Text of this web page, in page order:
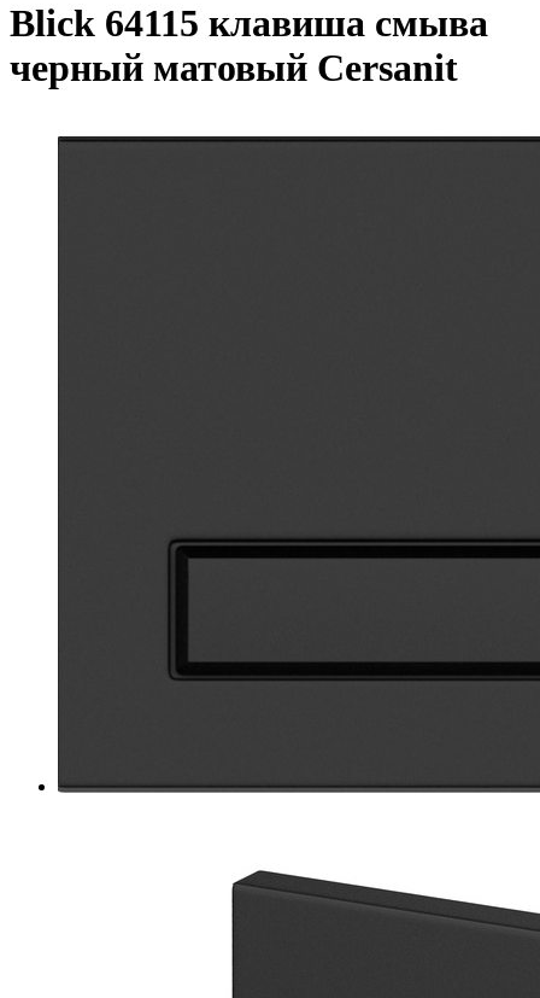
Blick 64115 клавиша смыва
черный матовый Cersanit